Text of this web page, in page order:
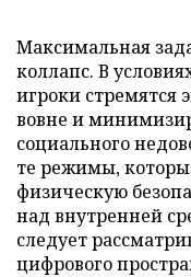
Максимальная
коллапс. В
игроки стремятся
вовне и
социального
те режимы,
физическую
над внутренней
следует
цифрового